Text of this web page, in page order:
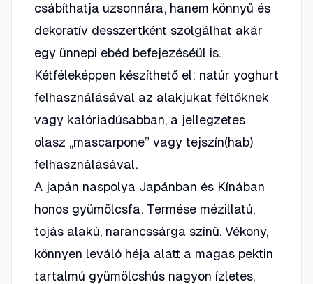
csábíthatja uzsonnára, hanem könnyű és
dekoratív desszertként szolgálhat akár
egy ünnepi ebéd befejezéséül is.
Kétféleképpen készíthető el: natúr yoghurt
felhasználásával az alakjukat féltőknek
vagy kalóriadúsabban, a jellegzetes
olasz „mascarpone” vagy tejszín(hab)
felhasználásával.
A japán naspolya Japánban és Kínában
honos gyümölcsfa. Termése mézillatú,
tojás alakú, narancssárga színű. Vékony,
könnyen leváló héja alatt a magas pektin
tartalmú gyümölcshús nagyon ízletes,